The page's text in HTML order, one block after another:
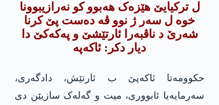
ل ترکیایێ ھێزەک ھەبوو کو نەرازیبوونا
خوە ل سەر ژ نوو ڤە دەست پێ کرنا
شەرێ د ناڤبەرا ئارتێشێ و پەکەکێ دا
دیار دکر: ئاکەپە
حکوومەتا ئاکەپێ ب ئارتێش، دادگەری،
سەرمایەیا ئابووری، میت و گەلەک سازیێن دی